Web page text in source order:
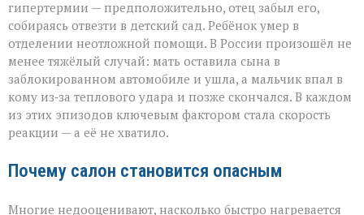
гипертермии — предположительно, отец забыл его,
собираясь отвезти в детский сад. Ребёнок умер в
отделении неотложной помощи. В России произошёл не
менее тяжёлый случай: мать оставила сына в
заблокированном автомобиле и ушла, а мальчик впал в
кому из‑за теплового удара и позже скончался. В каждом
из этих эпизодов ключевым фактором стала скорость
реакции — а её не хватило.
Почему салон становится опасным
Многие недооценивают, насколько быстро нагревается